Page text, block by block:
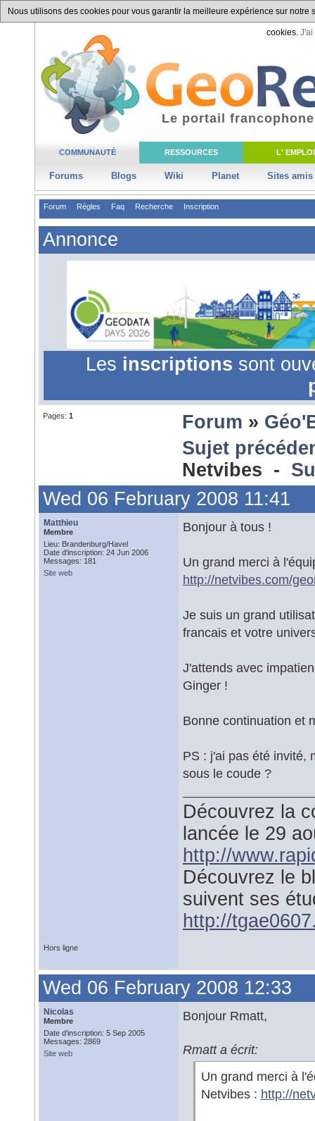
Nous utilisons des cookies pour vous garantir la meilleure expérience sur
cookies. J'ai
COMMUNAUTÉ RESSOURCES L' EMPLOI
Forums Blogs Wiki Planet Sites amis
Le portail
Forum Règles Faq Recherche Inscription
Annonce
Les inscriptions sont
Pages: 1 Forum »
Sujet
Netvibes -
Wed 06 February 2008 11:41
Matthieu
Membre
Lieu: Brandenburg/Havel
Date d'inscription: 24 Jun 2006
Messages: 181
Site web
Bonjour à tous !
Un grand merci à
http://netvibes.com/
Je suis un grand
francais et votre
J'attends avec
Ginger !
Bonne continuation et
PS : j'ai pas été invité,
sous le coude ?
Découvrez la
lancée le 29
http://
Découvrez le
suivent ses
http://
Hors ligne
Wed 06 February 2008 12:33
Nicolas
Membre
Date d'inscription: 5 Sep 2005
Messages: 2869
Site web
Bonjour Rmatt,
Rmatt a écrit:
Un grand merci à
Netvibes : http://